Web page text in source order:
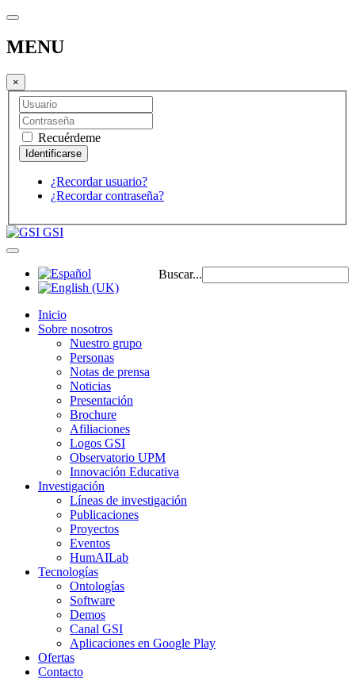
MENU
×
Recuérdeme
¿Recordar usuario?
¿Recordar contraseña?
GSI
Buscar...
Inicio
Sobre nosotros
Nuestro grupo
Personas
Notas de prensa
Noticias
Presentación
Brochure
Afiliaciones
Logos GSI
Observatorio UPM
Innovación Educativa
Investigación
Líneas de investigación
Publicaciones
Proyectos
Eventos
HumAILab
Tecnologías
Ontologías
Software
Demos
Canal GSI
Aplicaciones en Google Play
Ofertas
Contacto